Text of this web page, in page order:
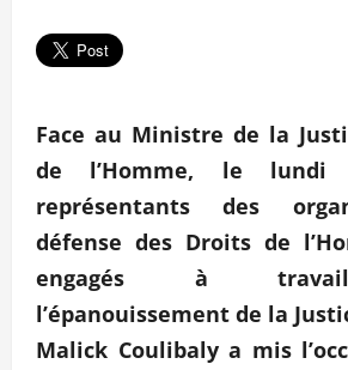
Face au Ministre de la
de l’Homme, le lundi
représentants des
défense des Droits de
engagés à
l’épanouissement de la
Malick Coulibaly a mis